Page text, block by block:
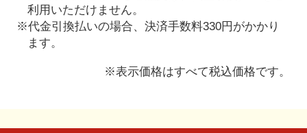
利用いただけません。
※代金引換払いの場合、決済手数料330円がかかり
ます。
※表示価格はすべて税込価格です。